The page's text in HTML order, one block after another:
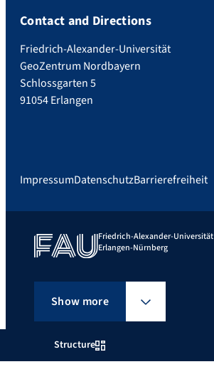
Structure
Contact and Directions
Friedrich-Alexander-Universität
GeoZentrum Nordbayern
Schlossgarten 5
91054 Erlangen
ImpressumDatenschutzBarrierefreiheit
Friedrich-Alexander-Universität
Erlangen-Nürnberg
Show more